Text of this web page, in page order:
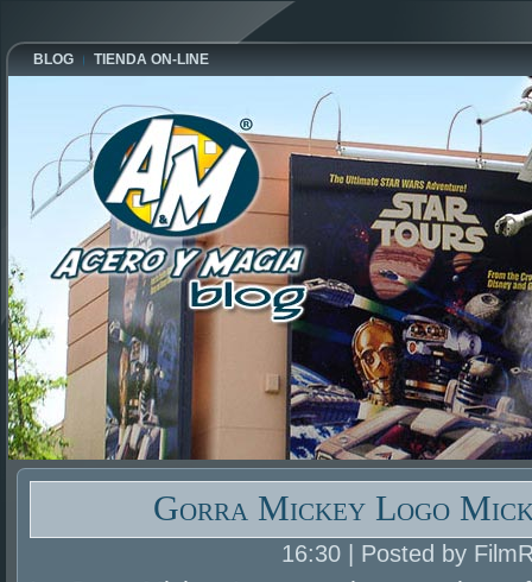
BLOG TIENDA ON-LINE
Gorra Mickey Logo
16:30 | Posted by